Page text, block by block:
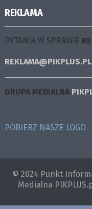
REKLAMA
PYTANIA W SPRAWIE
REKLAMA@PIKPLUS.PL
GRUPA MEDIALNA
POBIERZ NASZE LOGO
© 2024 Punkt
Medialna